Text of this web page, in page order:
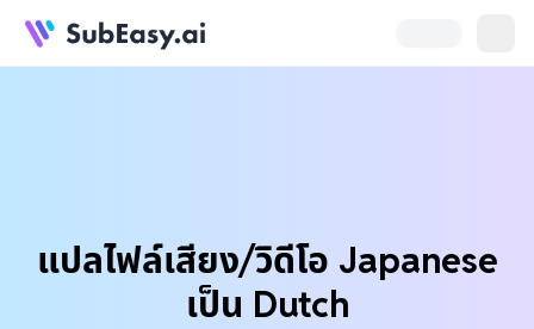
แปลไฟล์เสียง/วิดีโอ Japanese
เป็น Dutch